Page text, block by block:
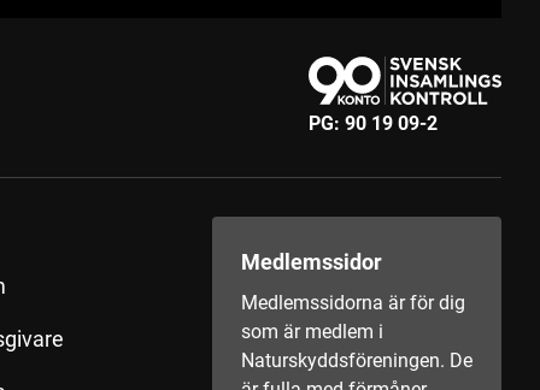
PG: 90 19 09-2
Medlemssidor
Medlemssidorna är för dig
som är medlem i
Naturskyddsföreningen. De